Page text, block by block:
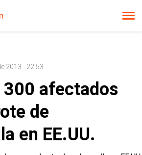
2013 - 22:53
300 afectados
de
en EE.UU.